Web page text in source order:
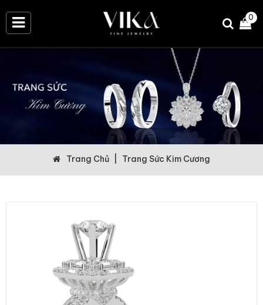
0
Trang Chủ Trang Sức Kim Cương